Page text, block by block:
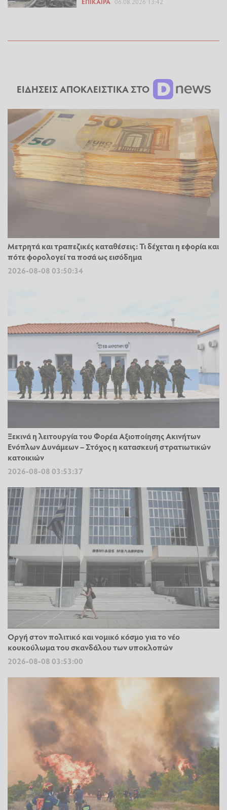
ΕΙΔΗΣΕΙΣ ΑΠΟΚΛΕΙΣΤΙΚΑ ΣΤΟ
Μετρητά και τραπεζικές καταθέσεις: Τι δέχεται η εφορία και
πότε φορολογεί τα ποσά ως εισόδημα
2026-08-08 03:50:34
Ξεκινά η λειτουργία του Φορέα Αξιοποίησης Ακινήτων
Ενόπλων Δυνάμεων – Στόχος η κατασκευή στρατιωτικών
κατοικιών
2026-08-08 03:53:37
Οργή στον πολιτικό και νομικό κόσμο για το νέο
κουκούλωμα του σκανδάλου των υποκλοπών
2026-08-08 03:53:00